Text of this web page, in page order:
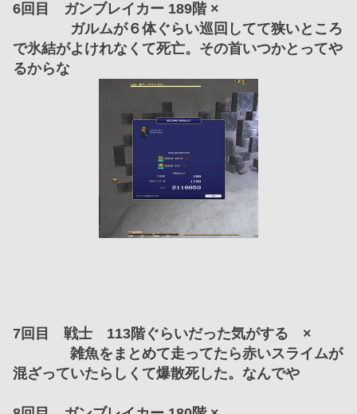
6回目　ガンブレイカー 189階 ×
ガルムが６体ぐらい巡回してて狭いところ
で氷結がよけれなくて死亡。その首いつかとってや
るからな
7回目　戦士　113階ぐらいだった気がする　×
雑魚をまとめて走ってたら赤いスライムが
混ざっていたらしくて爆散死した。なんでや